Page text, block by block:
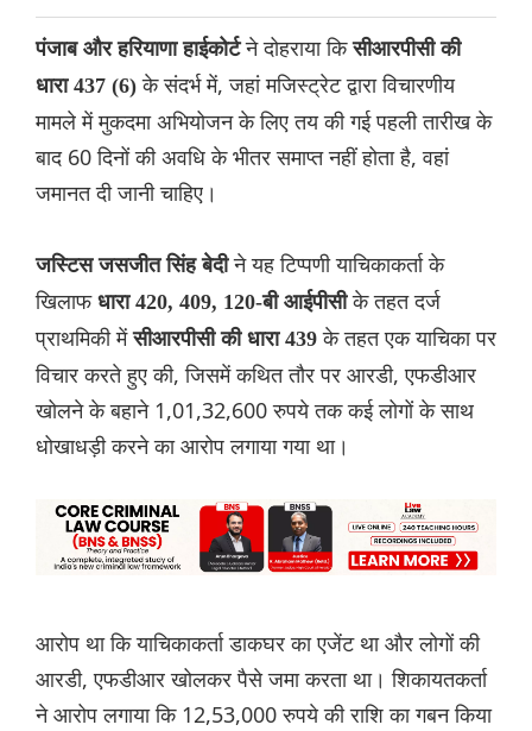
पंजाब और हरियाणा हाईकोर्टने दोहराया किसीआरपीसी की
धारा 437 (6)के संदर्भ में, जहां मजिस्ट्रेट द्वारा विचारणीय
मामले में मुकदमा अभियोजन के लिए तय की गई पहली तारीख के
बाद 60 दिनों की अवधि के भीतर समाप्त नहीं होता है, वहां
जमानत दी जानी चाहिए।
जस्टिस जसजीत सिंह बेदीने यह टिप्पणी याचिकाकर्ता के
खिलाफ धारा 420, 409, 120-बी आईपीसीके तहत दर्ज
प्राथमिकी मेंसीआरपीसी की धारा 439के तहत एक याचिका पर
विचार करते हुए की, जिसमें कथित तौर पर आरडी, एफडीआर
खोलने के बहाने 1,01,32,600 रुपये तक कई लोगों के साथ
धोखाधड़ी करने का आरोप लगाया गया था।
आरोप था कि याचिकाकर्ता डाकघर का एजेंट था और लोगों की
आरडी, एफडीआर खोलकर पैसे जमा करता था। शिकायतकर्ता
ने आरोप लगाया कि 12,53,000 रुपये की राशि का गबन किया